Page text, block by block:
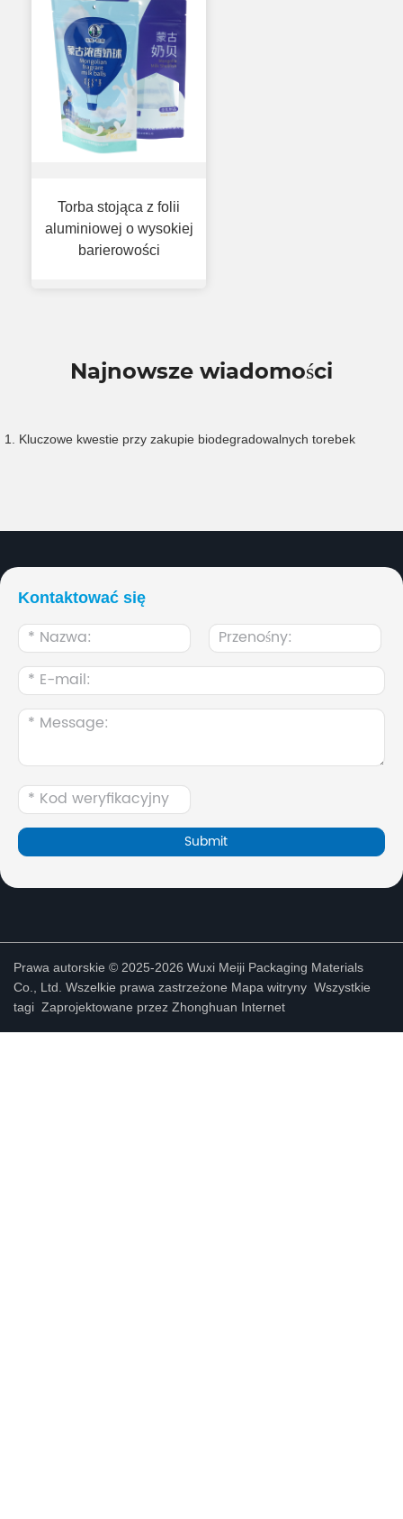
Torba stojąca z folii
aluminiowej o wysokiej
barierowości
Najnowsze wiadomości
1. Kluczowe kwestie przy zakupie biodegradowalnych torebek
Kontaktować się
Prawa autorskie © 2025-2026 Wuxi Meiji Packaging Materials
Co., Ltd. Wszelkie prawa zastrzeżone Mapa witryny Wszystkie
tagi Zaprojektowane przez Zhonghuan Internet